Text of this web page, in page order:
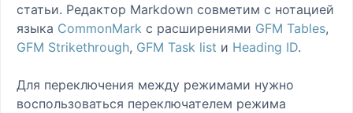
статьи. Редактор Markdown совметим с нотацией
языка CommonMark с расширениями GFM Tables,
GFM Strikethrough, GFM Task list и Heading ID.
Для переключения между режимами нужно
воспользоваться переключателем режима